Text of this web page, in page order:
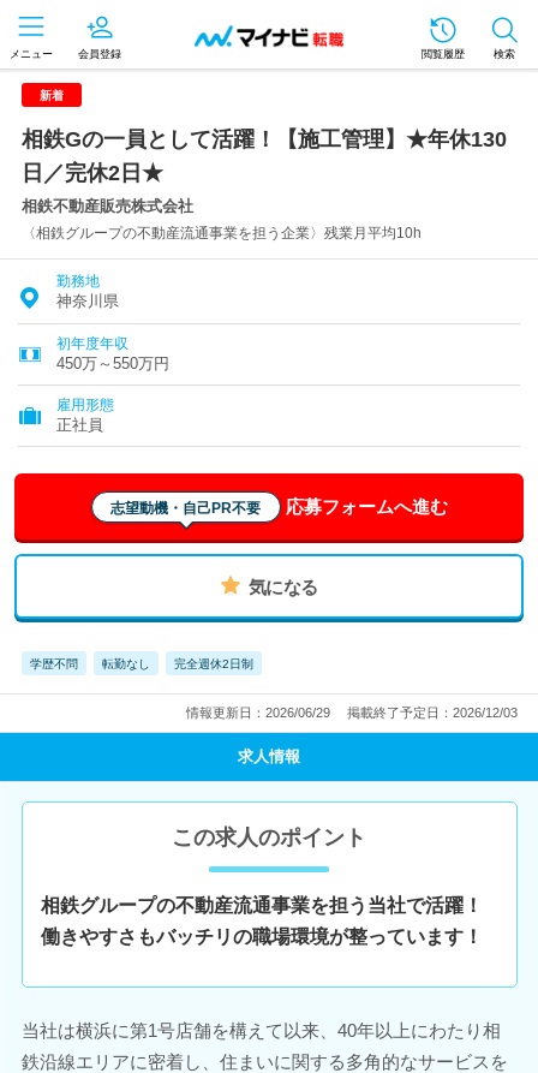
メニュー 会員登録 閲覧履歴 検索
新着
相鉄Gの一員として活躍！【施工管理】★年休130
日／完休2日★
相鉄不動産販売株式会社
〈相鉄グループの不動産流通事業を担う企業〉残業月平均10h
勤務地
神奈川県
初年度年収
450万～550万円
雇用形態
正社員
志望動機・自己PR不要 応募フォームへ進む
気になる
学歴不問 転勤なし 完全週休2日制
情報更新日：2026/06/29 掲載終了予定日：2026/12/03
求人情報
この求人のポイント
相鉄グループの不動産流通事業を担う当社で活躍！
働きやすさもバッチリの職場環境が整っています！
当社は横浜に第1号店舗を構えて以来、40年以上にわたり相
鉄沿線エリアに密着し、住まいに関する多角的なサービスを